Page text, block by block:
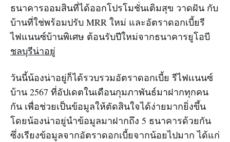
ธนาคารออมสินที่ได้ออกโปรโมชั่นเติมสุข วาดฝัน กับ
บ้านที่ใช่พร้อมปรับ MRR ใหม่ และอัตราดอกเบี้ยรี
ไฟแนนซ์บ้านพิเศษ ต้อนรับปีใหม่จากธนาคารยูโอบี
ชลบุรีน่าอยู่
วันนี้น้องน่าอยู่ก็ได้รวบรวมอัตราดอกเบี้ย รีไฟเเนนซ์
บ้าน 2567 ที่อัปเดตในเดือนกุมภาพันธ์มาฝากทุกคน
กัน เพื่อช่วยเป็นข้อมูลให้ตัดสินใจได้ง่ายมากยิ่งขึ้น
โดยน้องน่าอยู่นำข้อมูลมาฝากถึง 5 ธนาคารด้วยกัน
ซึ่งเรียงข้อมูลจากอัตราดอกเบี้ยจากน้อยไปมาก ได้แก่